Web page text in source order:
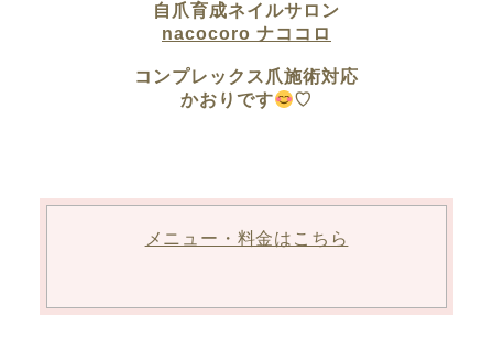
自爪育成ネイルサロン
nacocoro ナココロ
コンプレックス爪施術対応
かおりです
♡
メニュー・料金はこちら